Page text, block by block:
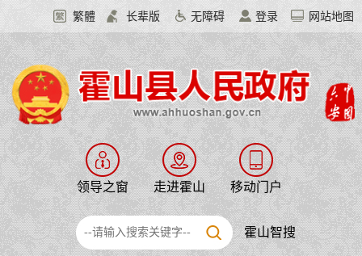
繁體 长辈版 无障碍 登录 网站地图
领导之窗 走进霍山 移动门户
霍山智搜